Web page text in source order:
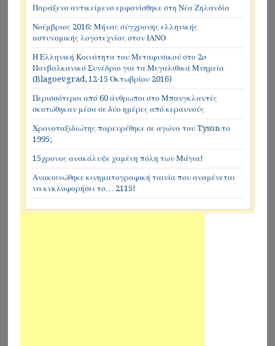
Παράξενο αντικείμενο εμφανίσθηκε στη Νέα Ζηλανδία
Νοέμβριος 2016: Μήνας σύγχρονης ελληνικής
αστυνομικής λογοτεχνίας στον ΙΑΝΟ
Η Ελληνική Κοινότητα του Μεταφυσικού στο 2ο
Πανβαλκανικό Συνέδριο για τα Μεγαλιθικά Μνημεία
(Blagoevgrad, 12-15 Οκτωβρίου 2016)
Περισσότεροι από 60 άνθρωποι στο Μπανγκλαντές
σκοτώθηκαν μέσα σε δύο ημέρες από κεραυνούς
Χρονοταξιδιώτης παρευρέθηκε σε αγώνα του Tyson το
1995;
15χρονος ανακάλυψε χαμένη πόλη των Μάγια!
Ανακοινώθηκε κινηματογραφική ταινία που αναμένεται
να κυκλοφορήσει το… 2115!